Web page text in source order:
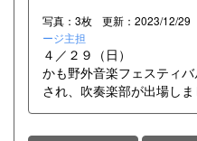
写真：3枚 更新：2023/12/29
ージ主担
４／２９（日）
かも野外音楽フェスティ
され、吹奏楽部が出場しま